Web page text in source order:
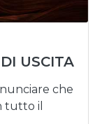
USCITA
che
tutto il